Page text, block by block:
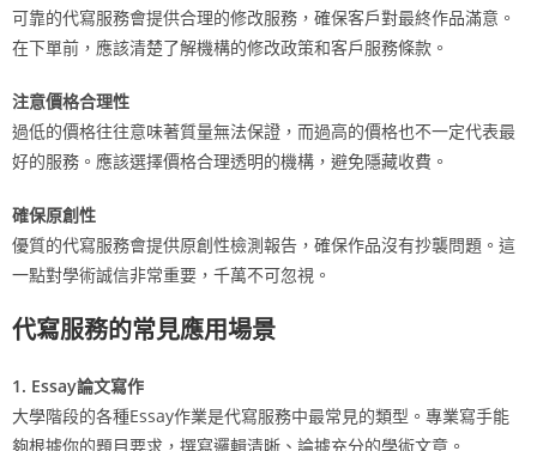
可靠的代寫服務會提供合理的修改服務，確保客戶對最終作品滿意。
在下單前，應該清楚了解機構的修改政策和客戶服務條款。
注意價格合理性
過低的價格往往意味著質量無法保證，而過高的價格也不一定代表最
好的服務。應該選擇價格合理透明的機構，避免隱藏收費。
確保原創性
優質的代寫服務會提供原創性檢測報告，確保作品沒有抄襲問題。這
一點對學術誠信非常重要，千萬不可忽視。
代寫服務的常見應用場景
1. Essay論文寫作
大學階段的各種Essay作業是代寫服務中最常見的類型。專業寫手能
夠根據你的題目要求，撰寫邏輯清晰、論據充分的學術文章。